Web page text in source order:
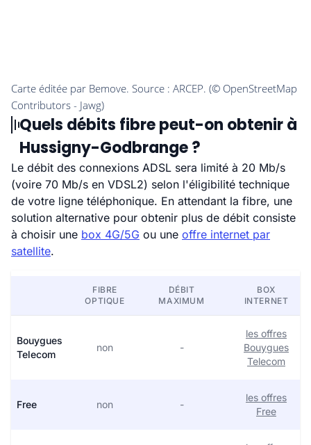
Quels débits fibre peut-on obtenir à
Hussigny-Godbrange ?
Le débit des connexions ADSL sera limité à 20 Mb/s
(voire 70 Mb/s en VDSL2) selon l'éligibilité technique
de votre ligne téléphonique. En attendant la fibre, une
solution alternative pour obtenir plus de débit consiste
à choisir une box 4G/5G ou une offre internet par
satellite.
FIBRE
OPTIQUE
DÉBIT
MAXIMUM
BOX
INTERNET
Bouygues
Telecom
non -
les offres
Bouygues
Telecom
Free non -
les offres
Free